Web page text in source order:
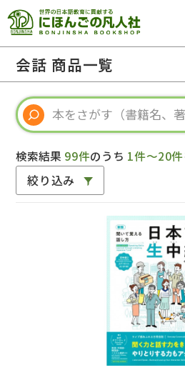
会話 商品一覧
検索結果 99件のうち 1件～20件
絞り込み